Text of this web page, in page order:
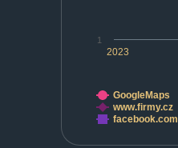
2023
1
GoogleMaps
www.firmy.cz
facebook.com